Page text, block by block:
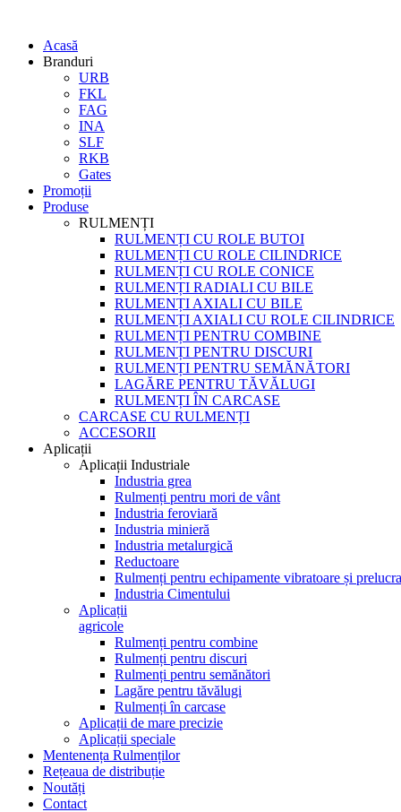
Acasă
Branduri
URB
FKL
FAG
INA
SLF
RKB
Gates
Promoții
Produse
RULMENȚI
RULMENȚI CU ROLE BUTOI
RULMENȚI CU ROLE CILINDRICE
RULMENȚI CU ROLE CONICE
RULMENȚI RADIALI CU BILE
RULMENȚI AXIALI CU BILE
RULMENȚI AXIALI CU ROLE CILINDRICE
RULMENȚI PENTRU COMBINE
RULMENȚI PENTRU DISCURI
RULMENȚI PENTRU SEMĂNĂTORI
LAGĂRE PENTRU TĂVĂLUGI
RULMENȚI ÎN CARCASE
CARCASE CU RULMENȚI
ACCESORII
Aplicații
Aplicații Industriale
Industria grea
Rulmenți pentru mori de vânt
Industria feroviară
Industria minieră
Industria metalurgică
Reductoare
Rulmenți pentru echipamente vibratoare și
Industria Cimentului
Aplicații
agricole
Rulmenți pentru combine
Rulmenți pentru discuri
Rulmenți pentru semănători
Lagăre pentru tăvălugi
Rulmenți în carcase
Aplicații de mare precizie
Aplicații speciale
Mentenența Rulmenților
Rețeaua de distribuție
Noutăți
Contact